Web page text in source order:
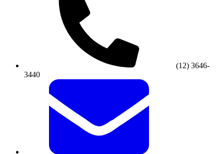
(12) 3646-
3440